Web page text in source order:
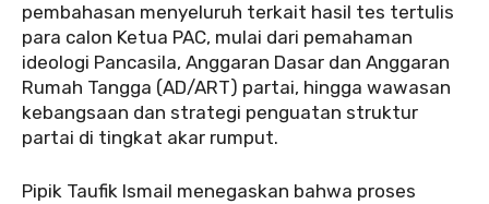
pembahasan menyeluruh terkait hasil tes tertulis
para calon Ketua PAC, mulai dari pemahaman
ideologi Pancasila, Anggaran Dasar dan Anggaran
Rumah Tangga (AD/ART) partai, hingga wawasan
kebangsaan dan strategi penguatan struktur
partai di tingkat akar rumput.
Pipik Taufik Ismail menegaskan bahwa proses